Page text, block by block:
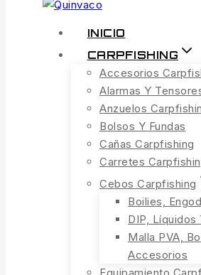
INICIO
CARPFISHING
Accesorios
Alarmas Y
Anzuelos
Bolsos Y Fundas
Cañas Carpfishing
Carretes
Cebos Carpfishing
Boilies,
DIP, Líquidos
Malla PVA,
Accesorios